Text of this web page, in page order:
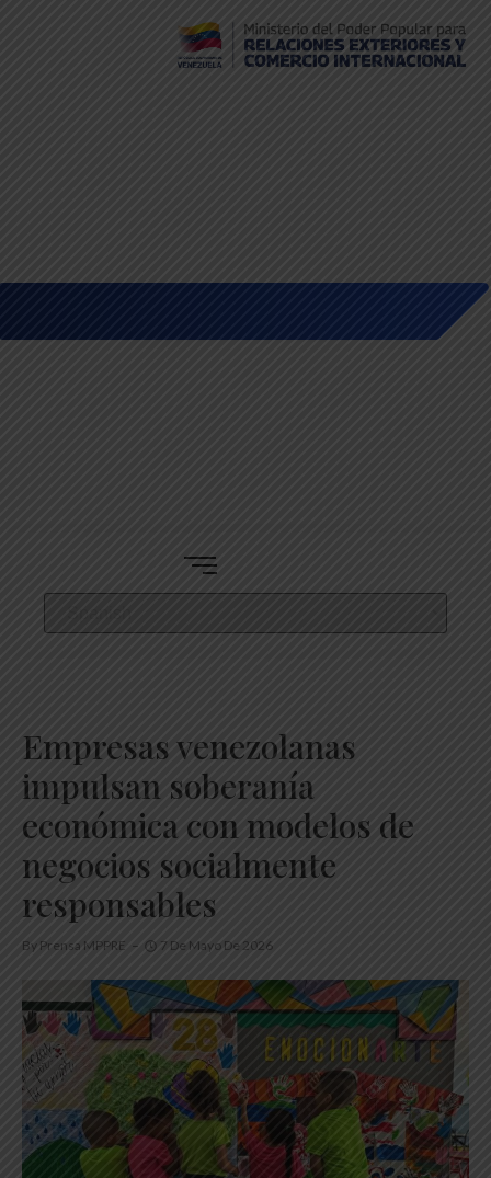
Empresas venezolanas
impulsan soberanía
económica con modelos de
negocios socialmente
responsables
By Prensa MPPRE 7 De Mayo De 2026